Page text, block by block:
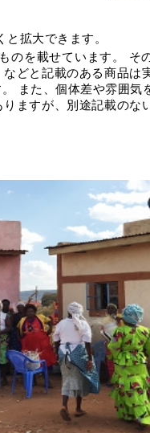
拡大できます。
のを載せています。 そ
どと記載のある商品は
また、個体差や雰囲気
ますが、別途記載のな